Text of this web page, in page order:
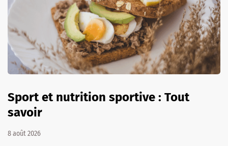
Sport et nutrition sportive : Tout
savoir
8 août 2026